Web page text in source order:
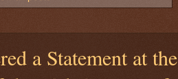
a Statement at the